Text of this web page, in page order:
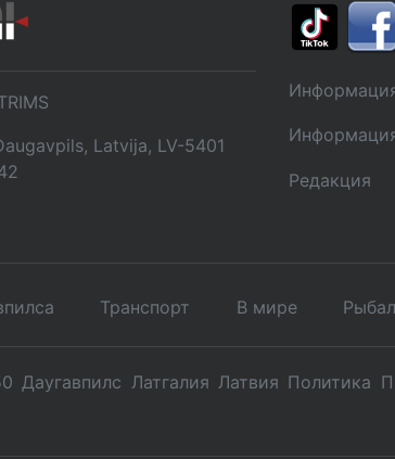
Latvija, LV-5401
Редакция
Транспорт В мире
Даугавпилс Латгалия Латвия Политика